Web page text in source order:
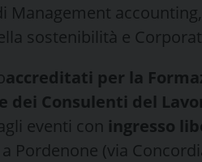
Management
sostenibilità e
accreditati per la
dei Consulenti del
eventi con ingresso
Pordenone (via